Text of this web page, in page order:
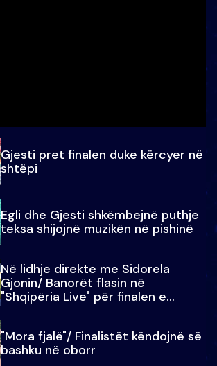
Gjesti pret finalen duke kërcyer në
shtëpi
Egli dhe Gjesti shkëmbejnë puthje
teksa shijojnë muzikën në pishinë
Në lidhje direkte me Sidorela
Gjonin/ Banorët flasin në
"Shqipëria Live" për finalen e
"Mora fjalë"/ Finalistët këndojnë së
bashku në oborr